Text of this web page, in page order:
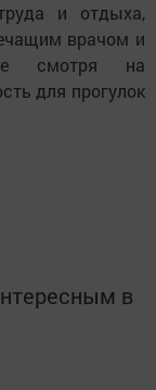
и отдыха,
врачом и
смотря на
для прогулок
в